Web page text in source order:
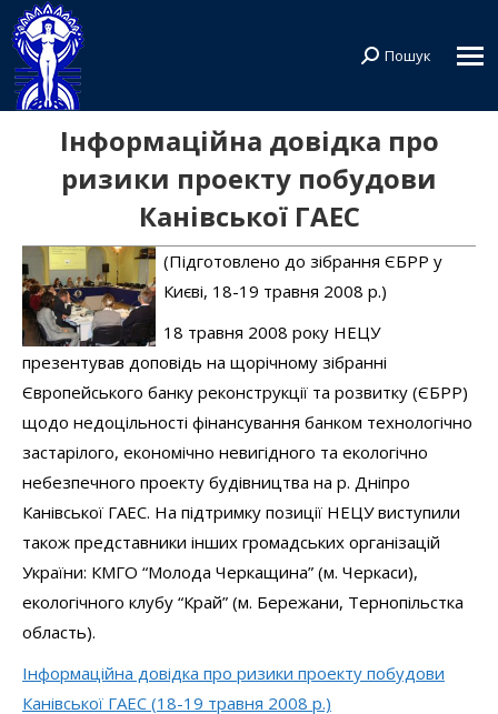
Search:
Пошук
Інформаційна довідка про
ризики проекту побудови
Канівської ГАЕС
(Підготовлено до зібрання ЄБРР у
Києві, 18-19 травня 2008 p.)
18 травня 2008 року НЕЦУ
презентував доповідь на щорічному зібранні
Європейського банку реконструкції та розвитку (ЄБРР)
щодо недоцільності фінансування банком технологічно
застарілого, економічно невигідного та екологічно
небезпечного проекту будівництва на р. Дніпро
Канівської ГАЕС. На підтримку позиції НЕЦУ виступили
також представники інших громадських організацій
України: КМГО “Молода Черкащина” (м. Черкаси),
екологічного клубу “Край” (м. Бережани, Тернопільстка
область).
Інформаційна довідка про ризики проекту побудови
Канівської ГАЕС (18-19 травня 2008 р.)